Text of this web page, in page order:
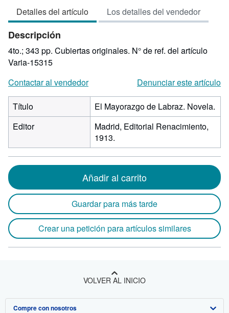
5
de
estrellas
Detalles del artículo Los detalles del vendedor
Descripción
4to.; 343 pp. Cubiertas originales. N° de ref. del artículo
Varia-15315
Contactar al vendedor
Denunciar este artículo
Título
El Mayorazgo de Labraz. Novela.
Editor
Madrid, Editorial Renacimiento,
1913.
Añadir al carrito
Guardar para más tarde
Crear una petición para artículos similares
VOLVER AL INICIO
Compre con nosotros